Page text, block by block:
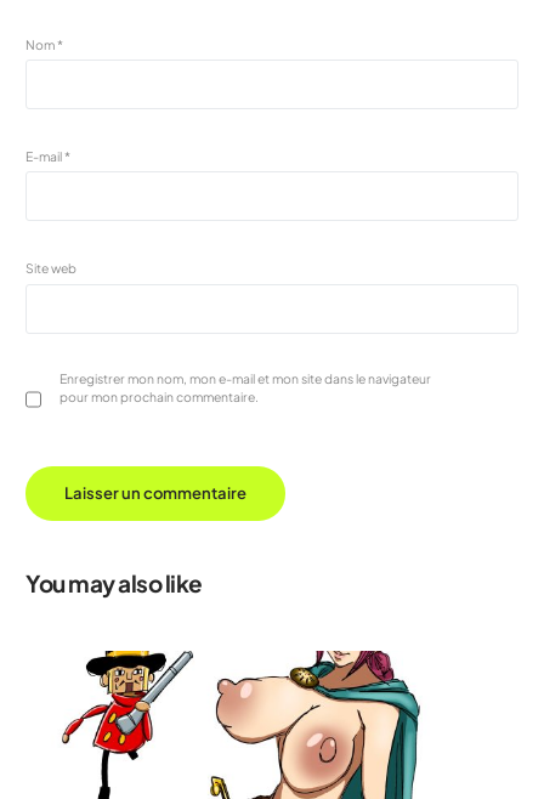
Nom*
E-mail*
Site web
Enregistrer mon nom, mon e-mail et mon site dans le navigateur
pour mon prochain commentaire.
You may also like